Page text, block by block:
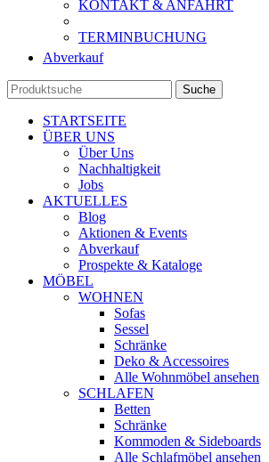
KONTAKT & ANFAHRT
TERMINBUCHUNG
Abverkauf
Suche
STARTSEITE
ÜBER UNS
Über Uns
Nachhaltigkeit
Jobs
AKTUELLES
Blog
Aktionen & Events
Abverkauf
Prospekte & Kataloge
MÖBEL
WOHNEN
Sofas
Sessel
Schränke
Deko & Accessoires
Alle Wohnmöbel ansehen
SCHLAFEN
Betten
Schränke
Kommoden & Sideboards
Alle Schlafmöbel ansehen